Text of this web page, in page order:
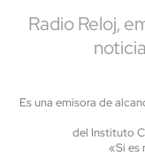
Radio Reloj,
Es una emisora de
del Instituto
«Si es